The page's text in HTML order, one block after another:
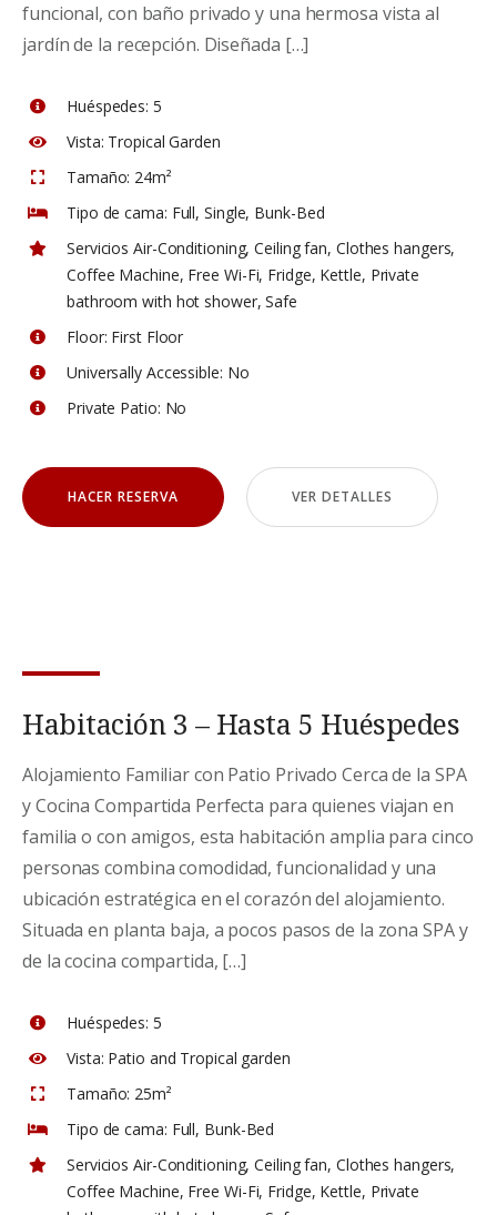
funcional, con baño privado y una hermosa vista al
jardín de la recepción. Diseñada […]
Huéspedes: 5
Vista: Tropical Garden
Tamaño: 24m²
Tipo de cama: Full, Single, Bunk-Bed
Servicios Air-Conditioning,Ceiling fan, Clothes hangers,
Coffee Machine, Free Wi-Fi, Fridge, Kettle, Private
bathroom with hot shower,Safe
Floor: First Floor
Universally Accessible: No
Private Patio: No
HACER RESERVA VER DETALLES
Habitación 3 – Hasta 5 Huéspedes
Alojamiento Familiar con Patio Privado Cerca de la SPA
y Cocina Compartida Perfecta para quienes viajan en
familia o con amigos, esta habitación amplia para cinco
personas combina comodidad, funcionalidad y una
ubicación estratégica en el corazón del alojamiento.
Situada en planta baja, a pocos pasos de la zona SPA y
de la cocina compartida, […]
Huéspedes: 5
Vista: Patio and Tropical garden
Tamaño: 25m²
Tipo de cama: Full, Bunk-Bed
Servicios Air-Conditioning,Ceiling fan, Clothes hangers,
Coffee Machine, Free Wi-Fi, Fridge, Kettle, Private